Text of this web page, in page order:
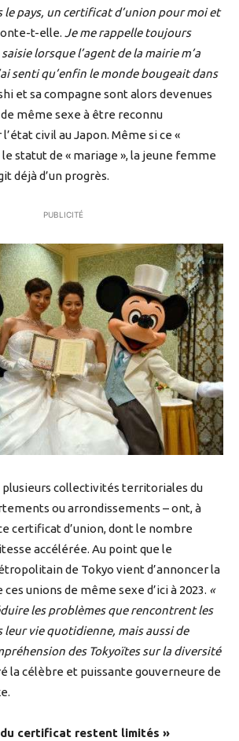
le pays, un certificat d’union pour moi et
t-elle. Je me rappelle toujours
lorsque l’agent de la mairie m’a
senti qu’enfin le monde bougeait dans
et sa compagne sont alors devenues
même sexe à être reconnu
civil au Japon. Même si ce «
le statut de « mariage », la jeune femme
déjà d’un progrès.
PUBLICITÉ
collectivités territoriales du
ou arrondissements – ont, à
certificat d’union, dont le nombre
accélérée. Au point que le
de Tokyo vient d’annoncer la
unions de même sexe d’ici à 2023. «
les problèmes que rencontrent les
leur vie quotidienne, mais aussi de
des Tokyoïtes sur la diversité
la célèbre et puissante gouverneure de
certificat restent limités »